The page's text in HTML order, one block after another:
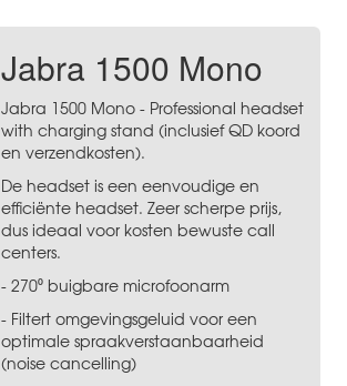
Jabra 1500 Mono
Jabra 1500 Mono - Professional headset
with charging stand (inclusief QD koord
en verzendkosten).
De headset is een eenvoudige en
efficiënte headset. Zeer scherpe prijs,
dus ideaal voor kosten bewuste call
centers.
- 270⁰ buigbare microfoonarm
- Filtert omgevingsgeluid voor een
optimale spraakverstaanbaarheid
(noise cancelling)